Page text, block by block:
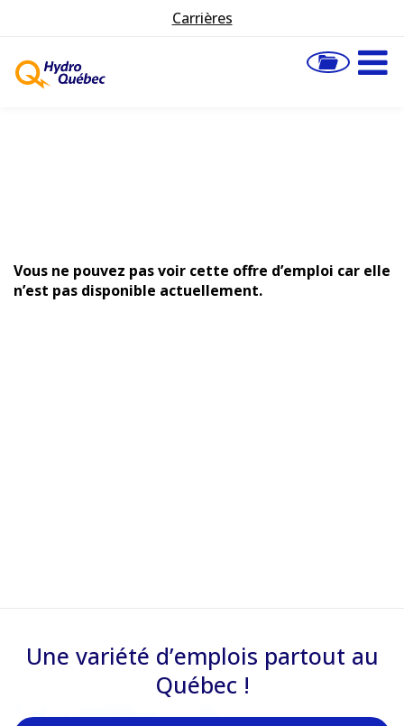
Carrières
Vous ne pouvez pas voir cette offre d’emploi car elle
n’est pas disponible actuellement.
Une variété d’emplois partout au
Québec !